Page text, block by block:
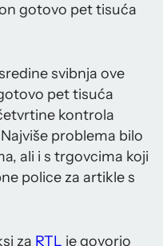
gotovo pet tisuća
svibnja ove
pet tisuća
kontrola
problema bilo
ali i s trgovcima koji
police za artikle s
za RTL je govorio